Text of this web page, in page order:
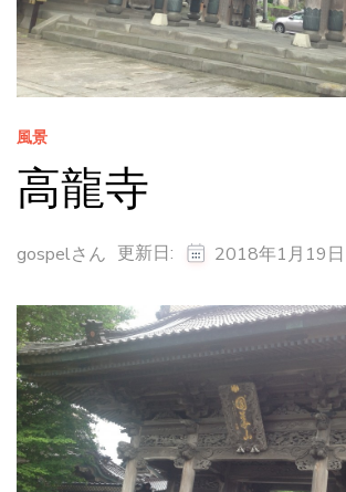
風景
高龍寺
gospelさん 更新日: 2018年1月19日